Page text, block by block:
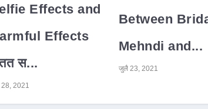
Effects and
Effects
स...
2021
Between
Mehndi and...
जुलै 23, 2021